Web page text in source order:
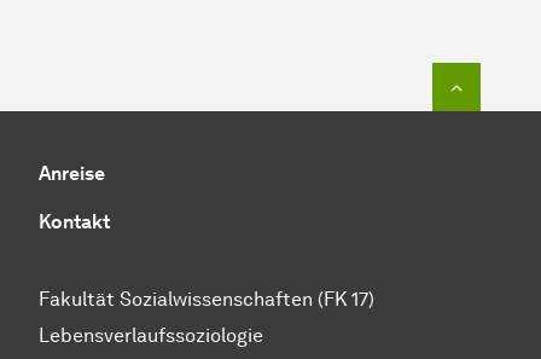
Anreise
Kontakt
Fakultät Sozialwissenschaften (FK 17)
Lebensverlaufssoziologie